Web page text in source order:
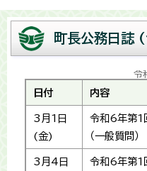
町長公務日誌
令
日付 内容
3月1日
(金)
令和6年第1
（一般質問）
3月4日
令和6年第1